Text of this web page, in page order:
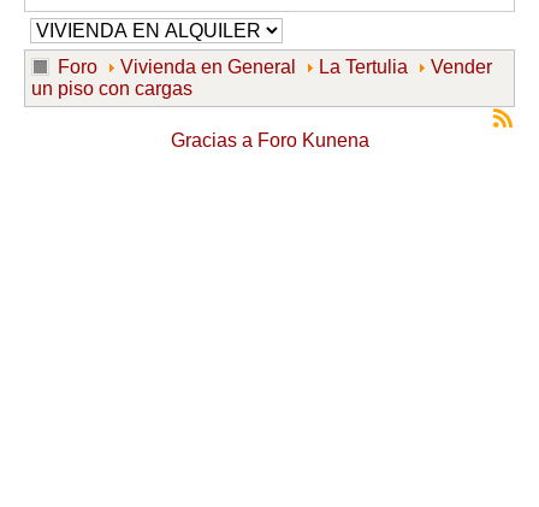
Foro Vivienda en General La Tertulia
Vender
un piso con cargas
Gracias a Foro Kunena